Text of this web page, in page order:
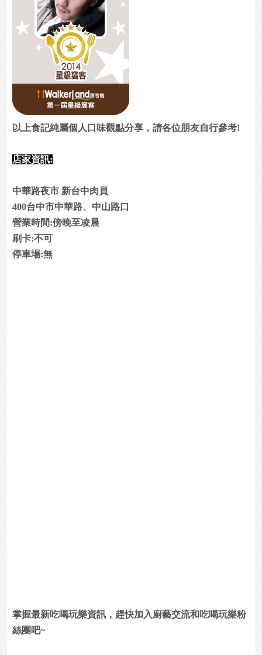
以上食記純屬個人口味觀點分享，請各位朋友自行參考!
店家資訊:
中華路夜市 新台中肉員
400台中市中華路、中山路口
營業時間:傍晚至凌晨
刷卡:不可
停車場:無
掌握最新吃喝玩樂資訊，趕快加入廚藝交流和吃喝玩樂粉
絲團吧~